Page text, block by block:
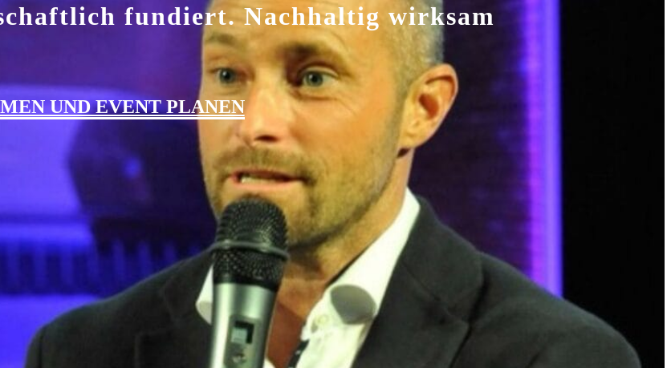
fundiert. Nachhaltig wirksam
UND EVENT PLANEN